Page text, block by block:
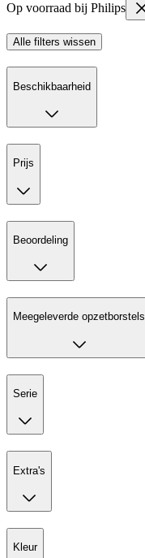
Op voorraad bij Philips
Alle filters wissen
Beschikbaarheid
Prijs
Beoordeling
Meegeleverde opzetborstels
Serie
Extra's
Kleur